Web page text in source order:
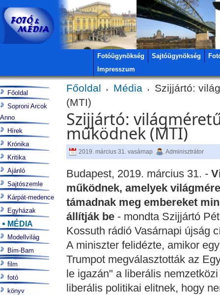
Fotóügynökség Sajtóügynökség
Impresszum
Főoldal Média
Szijjártó:
(MTI)
Szijjártó:
működnek (MTI)
2019. március 31. vasárnap Adminisztrátor
Budapest, 2019. március 31. -
működnek, amelyek
támadnak meg embereket
állítják be- mondta Szijjártó
Kossuth rádió Vasárnapi újság
A miniszter felidézte, amikor
Trumpot megválasztották az
le igazán" a liberális
liberális politikai elitnek, hogy
Főoldal
Soproni Arcok
Anno
Hírek
Krónika
Kritika
Ajánló
Sajtószemle
Kárpát-medence
Egyházak
MÉDIA
Modellvilág
Bim-Bam
film
fotó
könyv